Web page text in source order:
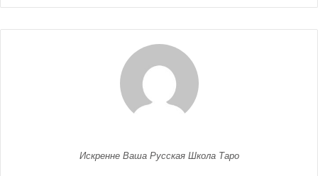
Искренне Ваша Русская Школа Таро